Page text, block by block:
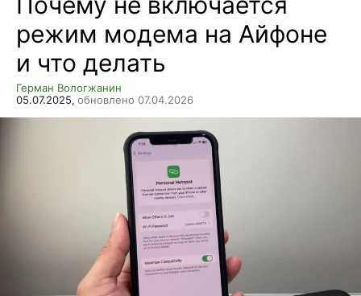
режим модема на Айфоне
и что делать
Герман Вологжанин
05.07.2025, обновлено 07.04.2026